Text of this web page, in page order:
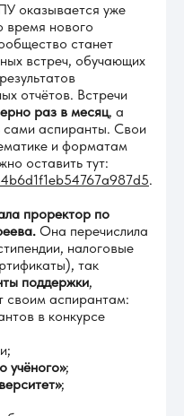
оказывается уже
время нового
станет
встреч, обучающих
отчётов. Встречи
раз в месяц, а
сами аспиранты. Свои
и форматам
оставить тут:
.
проректор по
Она перечислила
налоговые
так
поддержки,
своим аспирантам:
в конкурсе
учёного»;
;